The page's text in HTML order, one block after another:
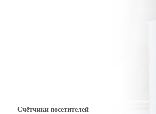
Счётчики посетителей